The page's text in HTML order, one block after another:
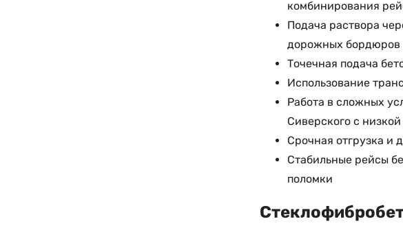
комбинирования
Подача раствора
дорожных бордюров
Точечная подача
Использование
Работа в сложных
Сиверского с
Срочная отгрузка и
Стабильные рейсы
поломки